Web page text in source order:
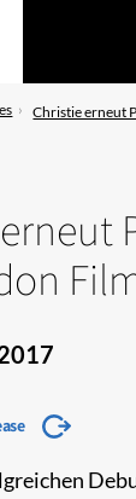
Christie erneut